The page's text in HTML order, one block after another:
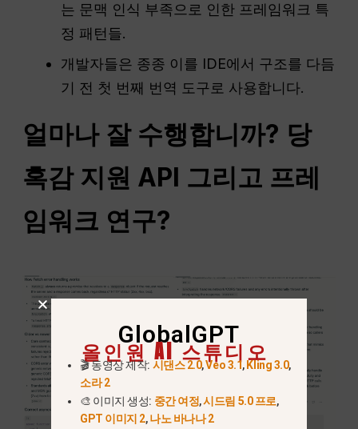
는 문맥 인식 부족으로 인한 프레임워크 특
정 패턴들.
개발자들은 종종 이를 IDE에서 구조를 다듬
기 전 첫 번째 번역 도구로 사용합니다.
얼마나 잘 수행합니까? 당
혹감 지원 API 그리고 프레
임워크 연구?
GlobalGPT
올인원 AI 스튜디오
🎬 동영상 제작: 시댄스 2.0,Veo 3.1, Kling 3.0,
소라 2
🎨 이미지 생성: 중간 여정,시드림 5.0 프로,
GPT 이미지 2,나노 바나나 2